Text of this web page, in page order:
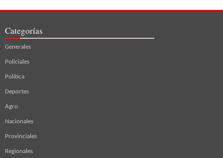
Categorías
Generales
Policiales
Política
Deportes
Agro
Nacionales
Provinciales
Regionales